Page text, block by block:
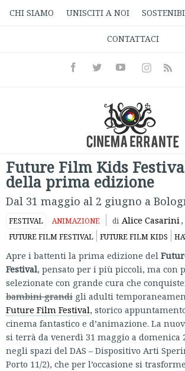
CHI SIAMO UNISCITI A NOI
CONTATTACI
FacebookTwitterYoutubeInstagramRss
Future Film Kids
della prima edizione
Dal 31 maggio al 2 giugno a
FESTIVAL ANIMAZIONE di Alice Casarini,
FUTURE FILM FESTIVAL FUTURE FILM KIDS
Apre i battenti la prima edizione del
Festival, pensato per i più piccoli, ma con
selezionate con grande cura che
bambini grandi gli adulti
Future Film Festival, storico
cinema fantastico e d’animazione. La
si terrà da venerdì 31 maggio a domenica
negli spazi del DAS – Dispositivo Arti
Porto 11/2), che per l’occasione si